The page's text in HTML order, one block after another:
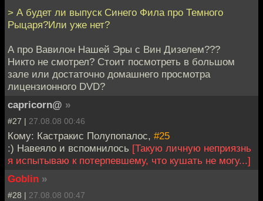
> А будет ли выпуск Синего Фила про Темного
Рыцаря?Или уже нет?
А про Вавилон Нашей Эры с Вин Дизелем???
Никто не смотрел? Стоит посмотреть в большом
зале или достаточно домашнего просмотра
лицензионного DVD?
capricorn@ »
#27 | 27.08.08 00:46
Кому: Кастракис Полупопалос, #25
:) Навеяло и вспомнилось [Такую личную неприязнь
я испытываю к потерпевшему, что кушать не могу...]
Goblin »
#28 | 27.08.08 00:47